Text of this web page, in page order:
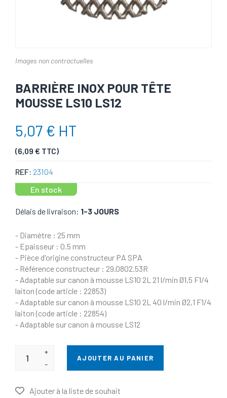
Images non contractuelles
BARRIÈRE INOX POUR TÊTE
MOUSSE LS10 LS12
5,07 € HT
(6,09 € TTC)
REF: 23104
En stock
Délais de livraison: 1-3 JOURS
- Diamètre : 25 mm
- Epaisseur : 0.5 mm
- Pièce d'origine constructeur PA SPA
- Référence constructeur : 29.0802.53R
- Adaptable sur canon à mousse LS10 2L 21 l/min Ø1,5 F1/4
laiton (code article : 22853)
- Adaptable sur canon à mousse LS10 2L 40 l/min Ø2,1 F1/4
laiton (code article : 22854)
- Adaptable sur canon à mousse LS12
+
-
AJOUTER AU PANIER
Ajouter à la liste de souhait